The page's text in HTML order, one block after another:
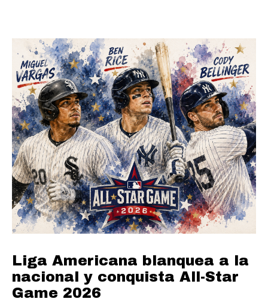
Liga Americana blanquea a la
nacional y conquista All-Star
Game 2026